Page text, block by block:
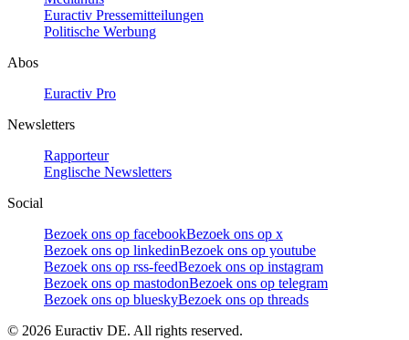
Euractiv Pressemitteilungen
Politische Werbung
Abos
Euractiv Pro
Newsletters
Rapporteur
Englische Newsletters
Social
Bezoek ons op facebookBezoek ons op x
Bezoek ons op linkedinBezoek ons op youtube
Bezoek ons op rss-feedBezoek ons op instagram
Bezoek ons op mastodonBezoek ons op telegram
Bezoek ons op blueskyBezoek ons op threads
© 2026 Euractiv DE. All rights reserved.